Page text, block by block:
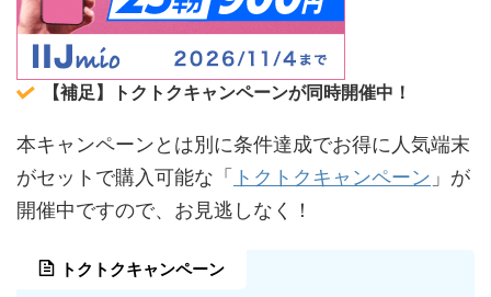
【補足】トクトクキャンペーンが同時開催中！
本キャンペーンとは別に条件達成でお得に人気端末
がセットで購入可能な「 トクトクキャンペーン 」が
開催中ですので、お見逃しなく！
トクトクキャンペーン